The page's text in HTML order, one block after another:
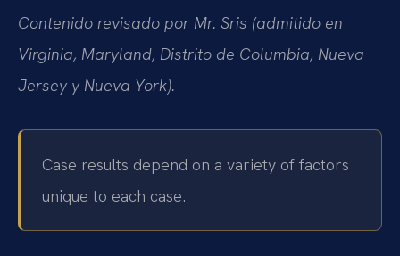
Contenido revisado por Mr. Sris (admitido en
Virginia, Maryland, Distrito de Columbia, Nueva
Jersey y Nueva York).
Case results depend on a variety of factors
unique to each case.